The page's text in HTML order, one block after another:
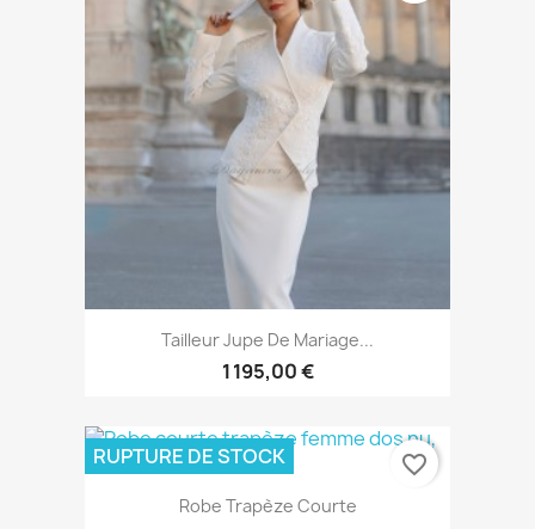
Tailleur Jupe De Mariage...
1 195,00 €
Robe Trapèze Courte
RUPTURE DE STOCK favorite_border